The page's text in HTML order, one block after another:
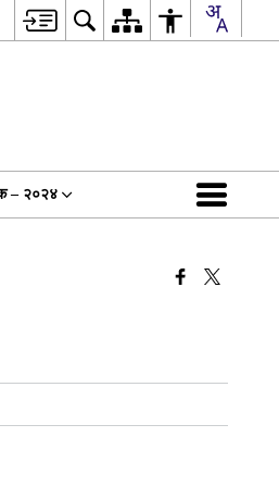
– २०२४